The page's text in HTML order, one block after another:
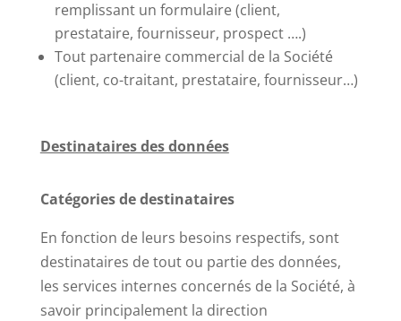
remplissant un formulaire (client,
prestataire, fournisseur, prospect ….)
Tout partenaire commercial de la Société
(client, co-traitant, prestataire, fournisseur…)
Destinataires des données
Catégories de destinataires
En fonction de leurs besoins respectifs, sont
destinataires de tout ou partie des données,
les services internes concernés de la Société, à
savoir principalement la direction